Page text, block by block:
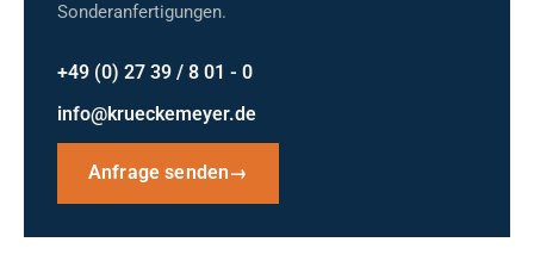
Sonderanfertigungen.
+49 (0) 27 39 / 8 01 - 0
info@krueckemeyer.de
Anfrage senden→